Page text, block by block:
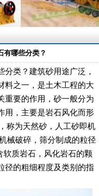
有哪些分类？
类？建筑砂用途广泛，
料之一，是土木工程的大
重要的作用，砂一般分为
用，主要是岩石风化而形
称为天然砂，人工砂即机
械破碎，筛分制成的粒径
软质岩石，风化岩石的颗
径的粗细程度及类别的指